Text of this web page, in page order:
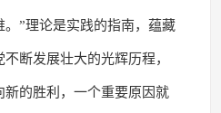
”理论是实践的指南，蕴藏
断发展壮大的光辉历程，
新的胜利，一个重要原因就